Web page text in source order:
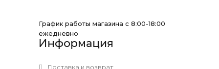
График работы магазина с 8:00-18:00
ежедневно
Информация
Доставка и возврат